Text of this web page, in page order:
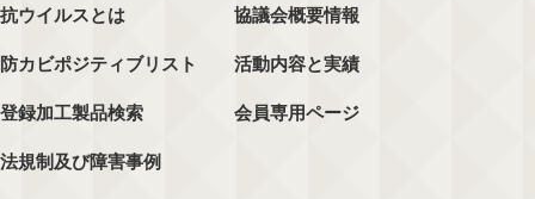
抗ウイルスとは
防カビポジティブリスト
登録加工製品検索
法規制及び障害事例
協議会概要情報
活動内容と実績
会員専用ページ